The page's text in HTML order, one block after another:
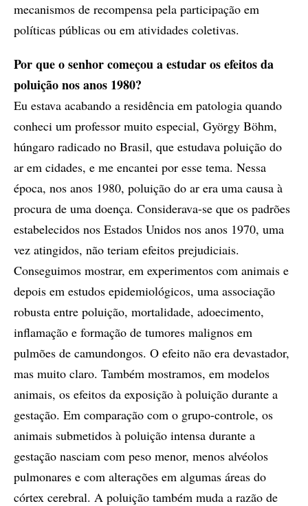
mecanismos de recompensa pela participação em
políticas públicas ou em atividades coletivas.
Por que o senhor começou a estudar os efeitos da
poluição nos anos 1980?
Eu estava acabando a residência em patologia quando
conheci um professor muito especial, György Böhm,
húngaro radicado no Brasil, que estudava poluição do
ar em cidades, e me encantei por esse tema. Nessa
época, nos anos 1980, poluição do ar era uma causa à
procura de uma doença. Considerava-se que os padrões
estabelecidos nos Estados Unidos nos anos 1970, uma
vez atingidos, não teriam efeitos prejudiciais.
Conseguimos mostrar, em experimentos com animais e
depois em estudos epidemiológicos, uma associação
robusta entre poluição, mortalidade, adoecimento,
inflamação e formação de tumores malignos em
pulmões de camundongos. O efeito não era devastador,
mas muito claro. Também mostramos, em modelos
animais, os efeitos da exposição à poluição durante a
gestação. Em comparação com o grupo-controle, os
animais submetidos à poluição intensa durante a
gestação nasciam com peso menor, menos alvéolos
pulmonares e com alterações em algumas áreas do
córtex cerebral. A poluição também muda a razão de